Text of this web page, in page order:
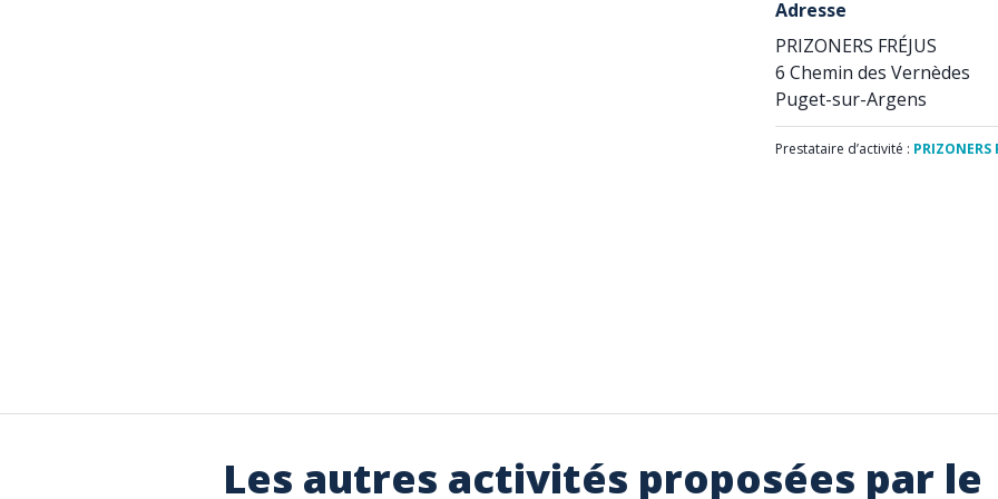
Adresse
PRIZONERS FRÉJUS
6 Chemin des Vernèdes
Puget-sur-Argens
Prestataire d’activité : PRIZONERS
Les autres activités proposées par le